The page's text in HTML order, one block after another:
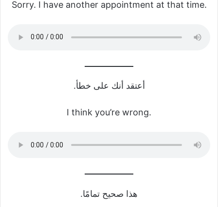
Sorry. I have another appointment at that time.
أعتقد أنك على خطأ.
I think you’re wrong.
هذا صحيح تمامًا.